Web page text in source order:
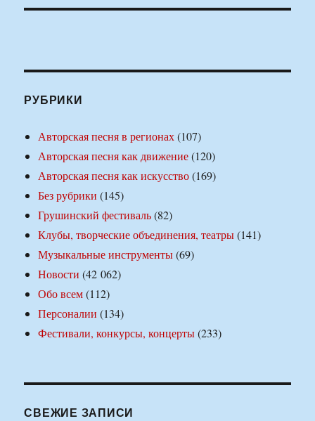
РУБРИКИ
Авторская песня в регионах(107)
Авторская песня как движение(120)
Авторская песня как искусство(169)
Без рубрики (145)
Грушинский фестиваль(82)
Клубы, творческие объединения, театры(141)
Музыкальные инструменты(69)
Новости (42 062)
Обо всем(112)
Персоналии (134)
Фестивали, конкурсы, концерты(233)
СВЕЖИЕ ЗАПИСИ